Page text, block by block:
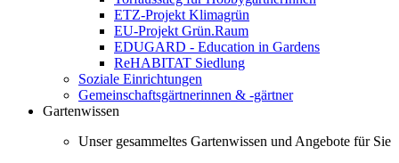
ETZ-Projekt Klimagrün
EU-Projekt Grün.Raum
EDUGARD - Education in Gardens
ReHABITAT Siedlung
Soziale Einrichtungen
Gemeinschaftsgärtnerinnen & -gärtner
Gartenwissen
Unser gesammeltes Gartenwissen und Angebote für Sie